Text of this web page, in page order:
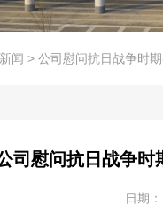
闻 > 公司慰问抗日战争时
司慰问抗日战争时
日期